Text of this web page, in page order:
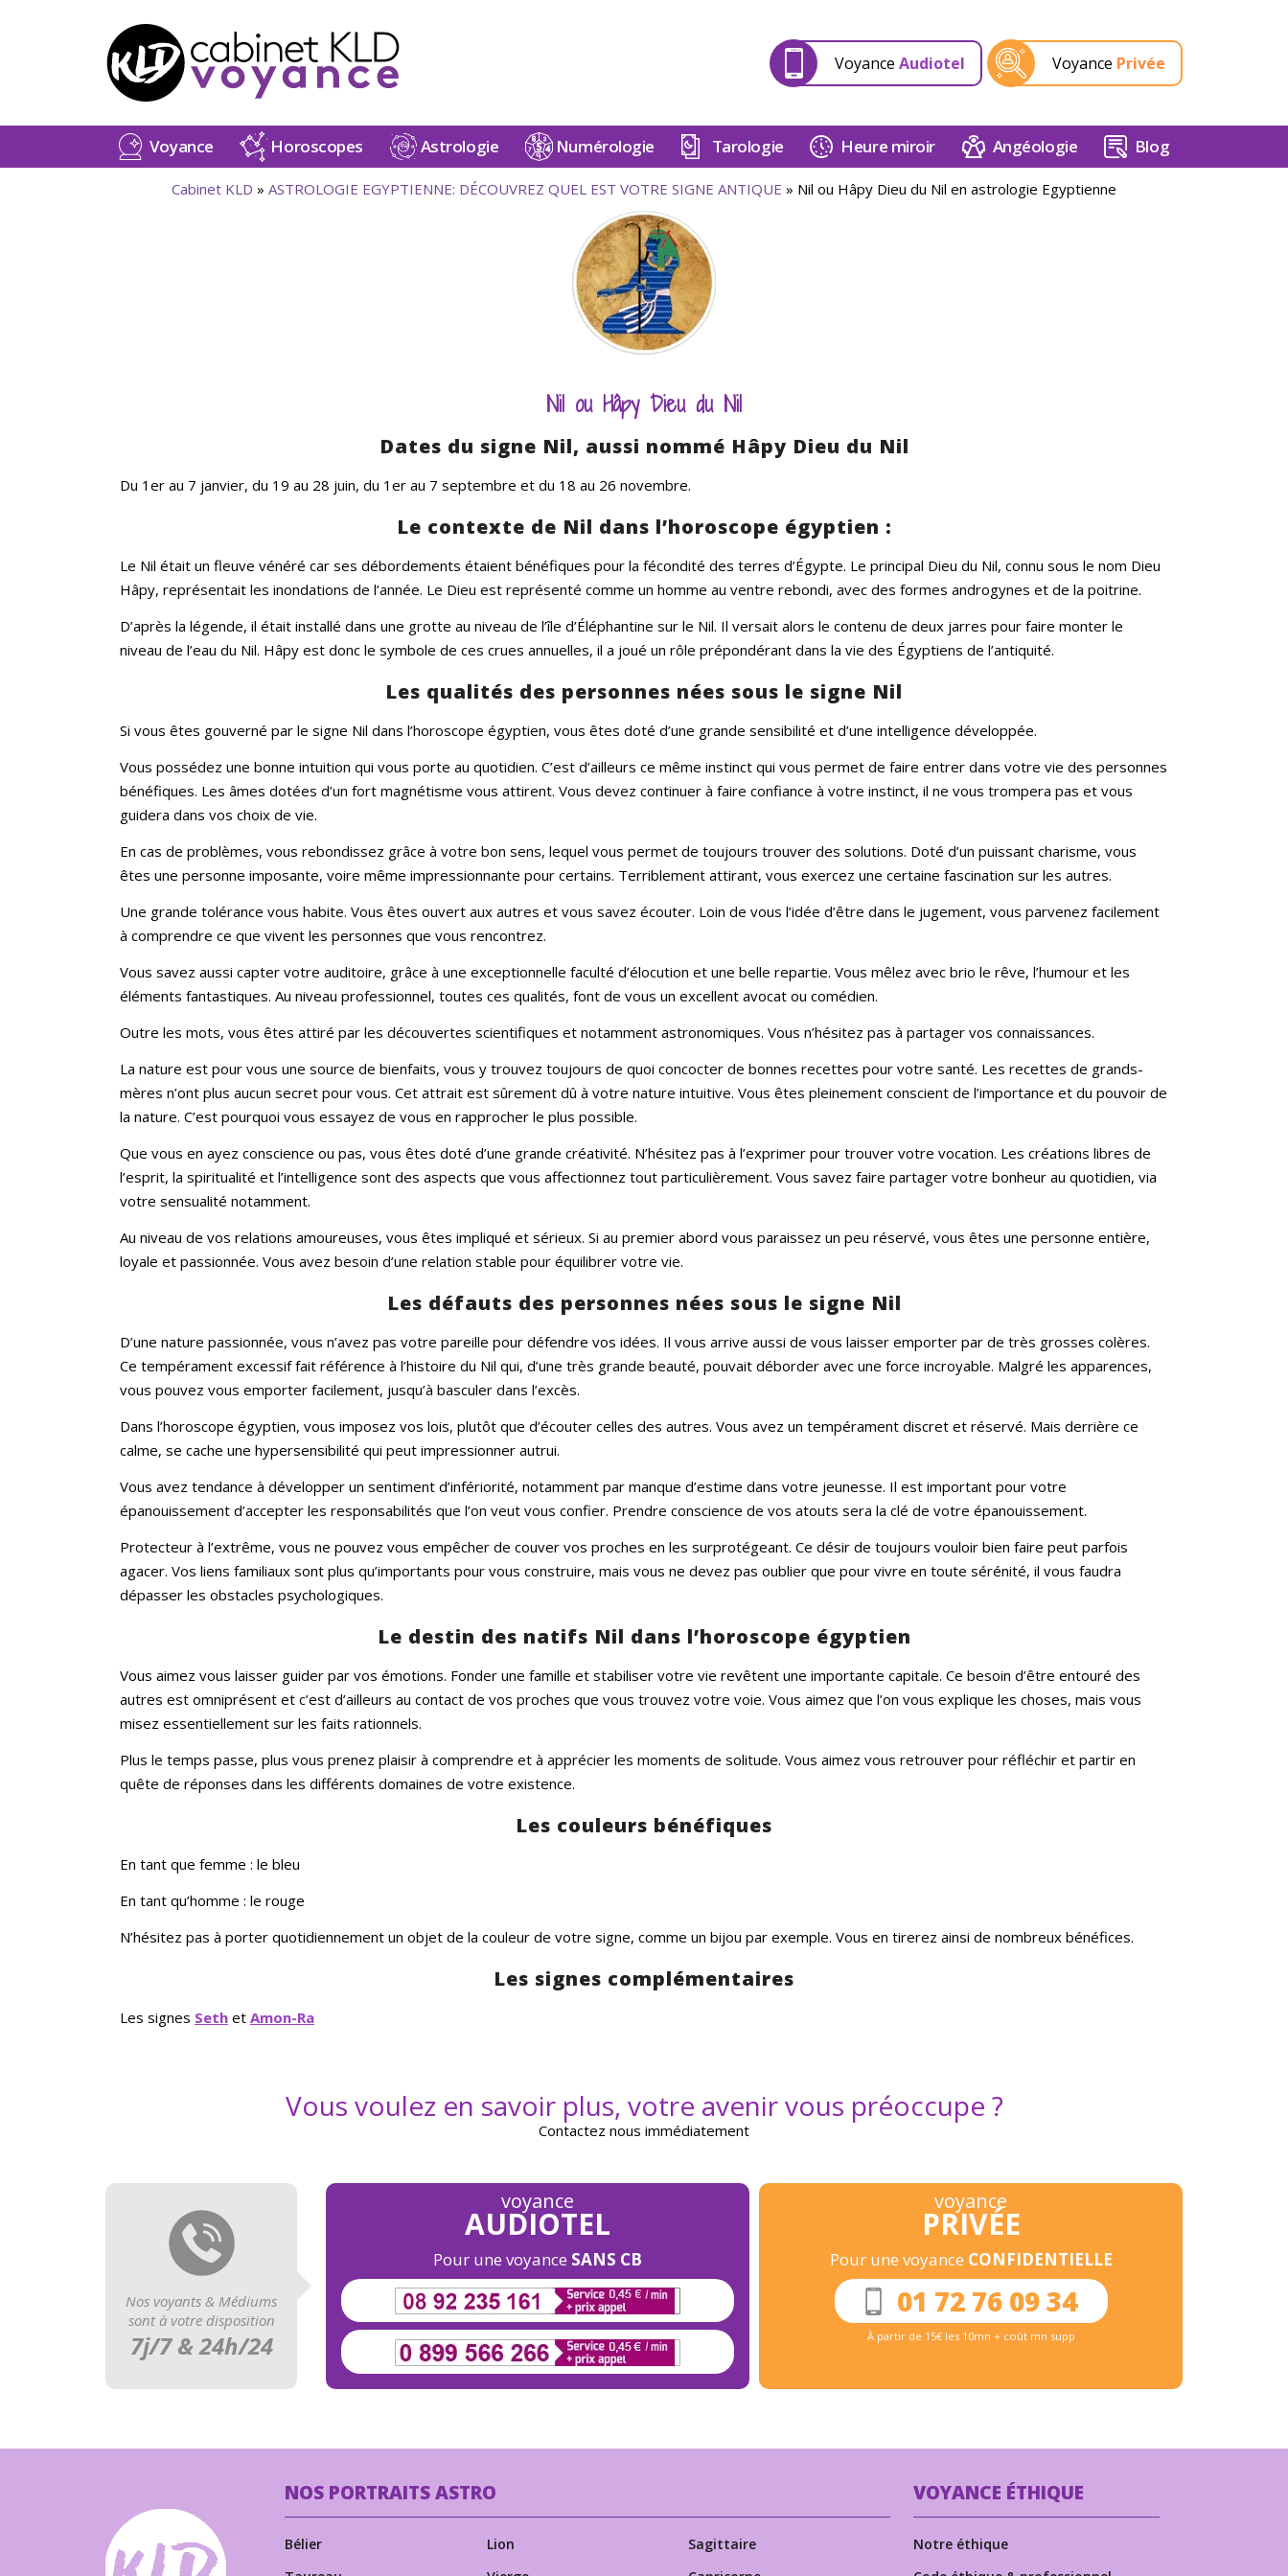
Voyance Audiotel Voyance Privée
Voyance Horoscopes Astrologie Numérologie Tarologie Heure miroir Angéologie Blog
Cabinet KLD » ASTROLOGIE EGYPTIENNE: DÉCOUVREZ QUEL EST VOTRE SIGNE ANTIQUE » Nil ou Hâpy Dieu du Nil en astrologie Egyptienne
Nil ou Hâpy Dieu du Nil
Dates du signe Nil, aussi nommé Hâpy Dieu du Nil
Du 1er au 7 janvier, du 19 au 28 juin, du 1er au 7 septembre et du 18 au 26 novembre.
Le contexte de Nil dans l’horoscope égyptien :
Le Nil était un fleuve vénéré car ses débordements étaient bénéfiques pour la fécondité des terres d’Égypte. Le principal Dieu du Nil, connu sous le nom Dieu
Hâpy, représentait les inondations de l’année. Le Dieu est représenté comme un homme au ventre rebondi, avec des formes androgynes et de la poitrine.
D’après la légende, il était installé dans une grotte au niveau de l’île d’Éléphantine sur le Nil. Il versait alors le contenu de deux jarres pour faire monter le
niveau de l’eau du Nil. Hâpy est donc le symbole de ces crues annuelles, il a joué un rôle prépondérant dans la vie des Égyptiens de l’antiquité.
Les qualités des personnes nées sous le signe Nil
Si vous êtes gouverné par le signe Nil dans l’horoscope égyptien, vous êtes doté d’une grande sensibilité et d’une intelligence développée.
Vous possédez une bonne intuition qui vous porte au quotidien. C’est d’ailleurs ce même instinct qui vous permet de faire entrer dans votre vie des personnes
bénéfiques. Les âmes dotées d’un fort magnétisme vous attirent. Vous devez continuer à faire confiance à votre instinct, il ne vous trompera pas et vous
guidera dans vos choix de vie.
En cas de problèmes, vous rebondissez grâce à votre bon sens, lequel vous permet de toujours trouver des solutions. Doté d’un puissant charisme, vous
êtes une personne imposante, voire même impressionnante pour certains. Terriblement attirant, vous exercez une certaine fascination sur les autres.
Une grande tolérance vous habite. Vous êtes ouvert aux autres et vous savez écouter. Loin de vous l’idée d’être dans le jugement, vous parvenez facilement
à comprendre ce que vivent les personnes que vous rencontrez.
Vous savez aussi capter votre auditoire, grâce à une exceptionnelle faculté d’élocution et une belle repartie. Vous mêlez avec brio le rêve, l’humour et les
éléments fantastiques. Au niveau professionnel, toutes ces qualités, font de vous un excellent avocat ou comédien.
Outre les mots, vous êtes attiré par les découvertes scientifiques et notamment astronomiques. Vous n’hésitez pas à partager vos connaissances.
La nature est pour vous une source de bienfaits, vous y trouvez toujours de quoi concocter de bonnes recettes pour votre santé. Les recettes de grands-
mères n’ont plus aucun secret pour vous. Cet attrait est sûrement dû à votre nature intuitive. Vous êtes pleinement conscient de l’importance et du pouvoir de
la nature. C’est pourquoi vous essayez de vous en rapprocher le plus possible.
Que vous en ayez conscience ou pas, vous êtes doté d’une grande créativité. N’hésitez pas à l’exprimer pour trouver votre vocation. Les créations libres de
l’esprit, la spiritualité et l’intelligence sont des aspects que vous affectionnez tout particulièrement. Vous savez faire partager votre bonheur au quotidien, via
votre sensualité notamment.
Au niveau de vos relations amoureuses, vous êtes impliqué et sérieux. Si au premier abord vous paraissez un peu réservé, vous êtes une personne entière,
loyale et passionnée. Vous avez besoin d’une relation stable pour équilibrer votre vie.
Les défauts des personnes nées sous le signe Nil
D’une nature passionnée, vous n’avez pas votre pareille pour défendre vos idées. Il vous arrive aussi de vous laisser emporter par de très grosses colères.
Ce tempérament excessif fait référence à l’histoire du Nil qui, d’une très grande beauté, pouvait déborder avec une force incroyable. Malgré les apparences,
vous pouvez vous emporter facilement, jusqu’à basculer dans l’excès.
Dans l’horoscope égyptien, vous imposez vos lois, plutôt que d’écouter celles des autres. Vous avez un tempérament discret et réservé. Mais derrière ce
calme, se cache une hypersensibilité qui peut impressionner autrui.
Vous avez tendance à développer un sentiment d’infériorité, notamment par manque d’estime dans votre jeunesse. Il est important pour votre
épanouissement d’accepter les responsabilités que l’on veut vous confier. Prendre conscience de vos atouts sera la clé de votre épanouissement.
Protecteur à l’extrême, vous ne pouvez vous empêcher de couver vos proches en les surprotégeant. Ce désir de toujours vouloir bien faire peut parfois
agacer. Vos liens familiaux sont plus qu’importants pour vous construire, mais vous ne devez pas oublier que pour vivre en toute sérénité, il vous faudra
dépasser les obstacles psychologiques.
Le destin des natifs Nil dans l’horoscope égyptien
Vous aimez vous laisser guider par vos émotions. Fonder une famille et stabiliser votre vie revêtent une importante capitale. Ce besoin d’être entouré des
autres est omniprésent et c’est d’ailleurs au contact de vos proches que vous trouvez votre voie. Vous aimez que l’on vous explique les choses, mais vous
misez essentiellement sur les faits rationnels.
Plus le temps passe, plus vous prenez plaisir à comprendre et à apprécier les moments de solitude. Vous aimez vous retrouver pour réfléchir et partir en
quête de réponses dans les différents domaines de votre existence.
Les couleurs bénéfiques
En tant que femme : le bleu
En tant qu’homme : le rouge
N’hésitez pas à porter quotidiennement un objet de la couleur de votre signe, comme un bijou par exemple. Vous en tirerez ainsi de nombreux bénéfices.
Les signes complémentaires
Les signes Seth et Amon-Ra
Vous voulez en savoir plus, votre avenir vous préoccupe ?
Contactez nous immédiatement
Nos voyants & Médiums
sont à votre disposition
7j/7 & 24h/24
voyance
AUDIOTEL
Pour une voyance SANS CB
voyance
PRIVÉE
Pour une voyance CONFIDENTIELLE
01 72 76 09 34
À partir de 15€ les 10mn + coût mn supp
NOS PORTRAITS ASTRO
Bélier
Lion
Sagittaire
VOYANCE ÉTHIQUE
Notre éthique